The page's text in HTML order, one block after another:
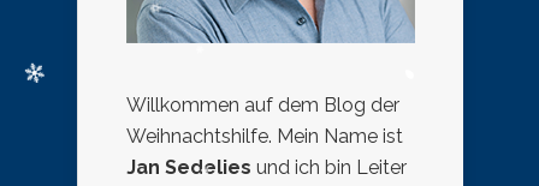
Willkommen auf dem Blog der
Weihnachtshilfe. Mein Name ist
Jan Sedelies und ich bin Leiter